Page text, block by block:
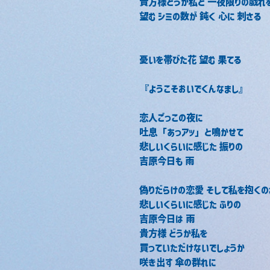
望む シミの数が 鈍く 心に 刺さる
憂いを帯びた花 望む 果てる
『ようこそおいでくんなまし』
恋人ごっこの夜に
吐息「あっアッ」と鳴かせて
悲しいくらいに感じた 振りの
吉原今日も 雨
偽りだらけの恋愛 そして私を抱く
悲しいくらいに感じた ふりの
吉原今日は 雨
貴方様 どうか私を
買っていただけないでしょうか
咲き出す 傘の群れに